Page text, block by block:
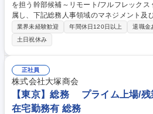
を担う幹部候補～リモート/フルフレックス 仕事の内容 総務部 総務課に所
属し、下記総務人事領域のマネジメント及
いただきます。 【職務内容】■総務人事業務 安全衛生（健康診断、安全
生委員会の運営、ストレスチェック等）、
支店の職場環境整備等）、法務業務（契約
ト運営・管理、グループ各社連携 ※その他
生・福利厚生関連携も一部ご担当いただき
度（育成就労制度）に関しての運営フォロ
えお任せしたいと考えております。） 募集職種 【総務人事】～将来の総
務部門を担う幹部候補～リモート/フルフレ
業界未経験歓迎 年間休日120日以上 退職金
土日祝休み
正社員
株式会社大塚商会
【東京】総務 プライム上場/
在宅勤務有 総務